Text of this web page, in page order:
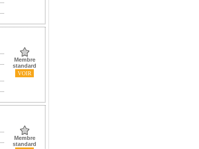
Membre
standard
VOIR
Membre
standard